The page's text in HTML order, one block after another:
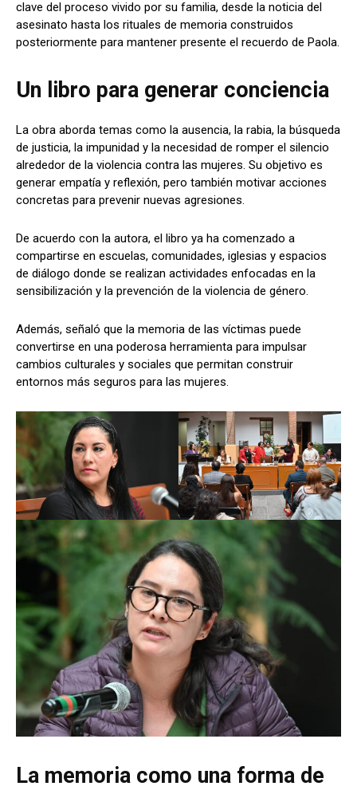
clave del proceso vivido por su familia, desde la noticia del
asesinato hasta los rituales de memoria construidos
posteriormente para mantener presente el recuerdo de Paola.
Un libro para generar conciencia
La obra aborda temas como la ausencia, la rabia, la búsqueda
de justicia, la impunidad y la necesidad de romper el silencio
alrededor de la violencia contra las mujeres. Su objetivo es
generar empatía y reflexión, pero también motivar acciones
concretas para prevenir nuevas agresiones.
De acuerdo con la autora, el libro ya ha comenzado a
compartirse en escuelas, comunidades, iglesias y espacios
de diálogo donde se realizan actividades enfocadas en la
sensibilización y la prevención de la violencia de género.
Además, señaló que la memoria de las víctimas puede
convertirse en una poderosa herramienta para impulsar
cambios culturales y sociales que permitan construir
entornos más seguros para las mujeres.
La memoria como una forma de